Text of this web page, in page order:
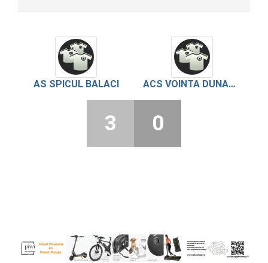
AS SPICUL BALACI ACS VOINTA DUNAREA PIETROSANI
3 0